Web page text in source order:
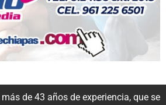
de 43 años de experiencia, que se